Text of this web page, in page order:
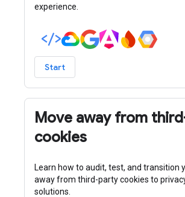
experience.
Start
Move away from
cookies
Learn how to audit, test, and transition
away from third-party cookies to
solutions.